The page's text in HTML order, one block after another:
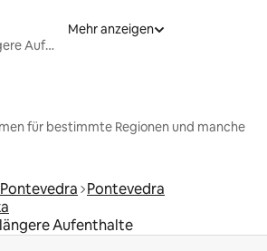
Unterkünfte für längere Aufenthalte
Mehr anzeigen
für bestimmte Regionen und manche
Pontevedra Pontevedra
Aufenthalte